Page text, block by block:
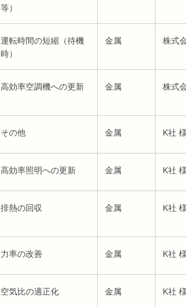
等）
運転時間の短縮（待機
時）
金属 株式
高効率空調機への更新 金属 株式
その他 金属 K社
高効率照明への更新 金属 K社
排熱の回収 金属 K社
力率の改善 金属 K社
空気比の適正化 金属 K社